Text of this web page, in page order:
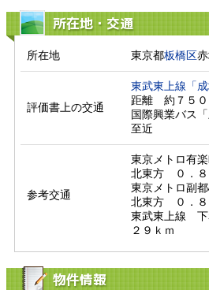
所在地・交通
所在地 東京都板橋区
評価書上の交通
東武東上線「成
距離　約７５
国際興業バス
至近
参考交通
東京メトロ有
北東方　０．
東京メトロ副
北東方　０．
東武東上線　
２９ｋｍ
物件情報